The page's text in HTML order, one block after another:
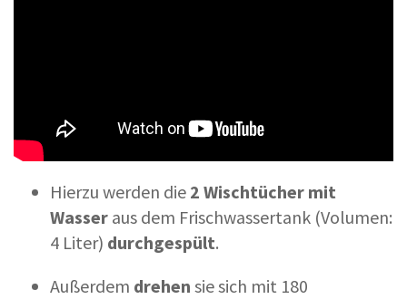
Hierzu werden die 2 Wischtücher mit
Wasser aus dem Frischwassertank (Volumen:
4 Liter) durchgespült.
Außerdem drehen sie sich mit 180